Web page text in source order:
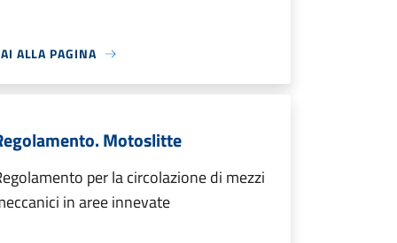
ALLA PAGINA
Motoslitte
per la circolazione di mezzi
in aree innevate